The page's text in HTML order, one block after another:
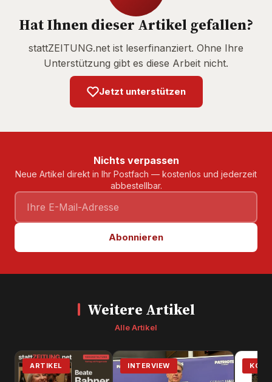
Hat Ihnen dieser Artikel gefallen?
stattZEITUNG.net ist leserfinanziert. Ohne Ihre
Unterstützung gibt es diese Arbeit nicht.
Jetzt unterstützen
Nichts verpassen
Neue Artikel direkt in Ihr Postfach — kostenlos und jederzeit
abbestellbar.
Abonnieren
Weitere Artikel
Alle Artikel
ARTIKEL INTERVIEW